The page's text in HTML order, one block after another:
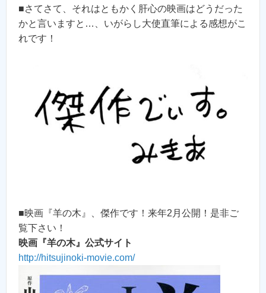
■さてさて、それはともかく肝心の映画はどうだった
かと言いますと…、いがらし大使直筆による感想がこ
れです！
■映画『羊の木』、傑作です！来年2月公開！是非ご
覧下さい！
映画『羊の木』公式サイト
http://hitsujinoki-movie.com/